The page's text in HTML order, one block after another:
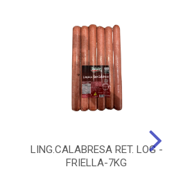
LING.CALABRESA RET. LOG -
FRIELLA-7KG